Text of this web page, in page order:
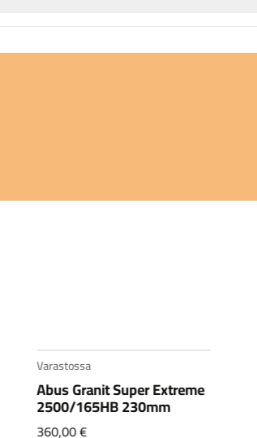
Varastossa
Abus Granit Super Extreme
2500/165HB 230mm
360,00€